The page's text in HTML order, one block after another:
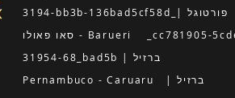
3194-bb3b-136bad5cf58d_| פורטוגל
סאו פאולו - Barueri _cc781905-5cde-
31954-68_bad5b | ברזיל
Pernambuco - Caruaru | ברזיל